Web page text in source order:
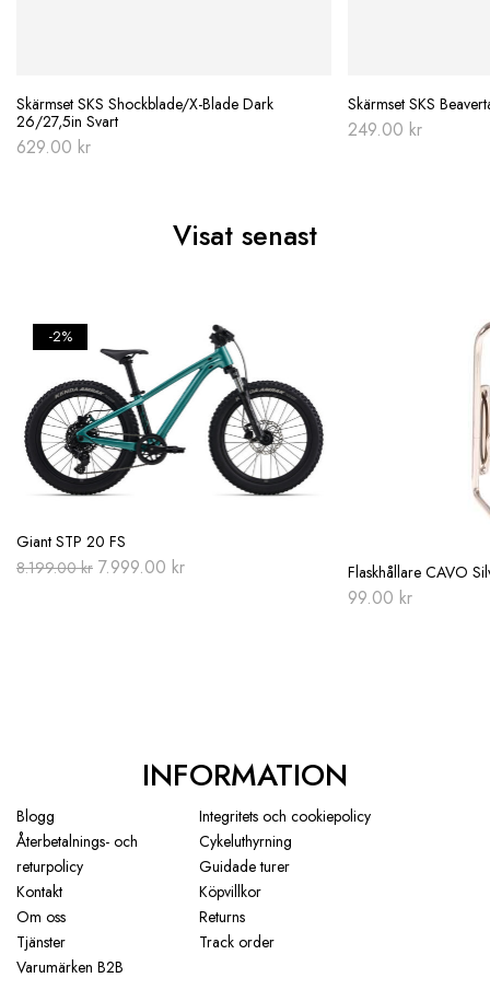
Skärmset SKS Shockblade/X-Blade Dark
26/27,5in Svart
629.00 kr
Skärmset SKS
249.00 kr
Visat senast
-2%
Giant STP 20 FS
8.199.00kr Original
7.999.00 krCurrent Flaskhållare CAVO
99.00 kr
INFORMATION
Blogg
Integritets och cookiepolicy
Återbetalnings- och
returpolicy
Cykeluthyrning
Guidade turer
Kontakt
Köpvillkor
Om oss
Returns
Tjänster
Track order
Varumärken B2B